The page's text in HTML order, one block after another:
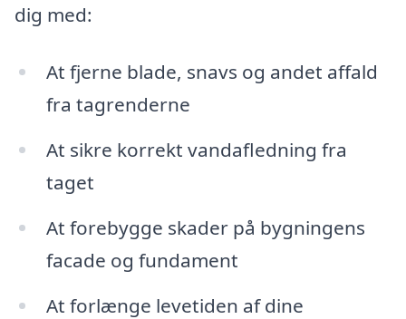
dig med:
At fjerne blade, snavs og andet affald
fra tagrenderne
At sikre korrekt vandafledning fra
taget
At forebygge skader på bygningens
facade og fundament
At forlænge levetiden af dine